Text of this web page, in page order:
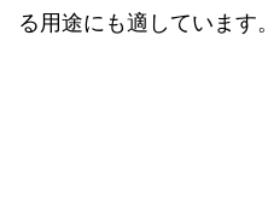
る用途にも適しています。